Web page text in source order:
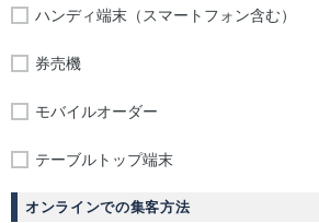
ハンディ端末（スマートフォン含む）
券売機
モバイルオーダー
テーブルトップ端末
オンラインでの集客方法